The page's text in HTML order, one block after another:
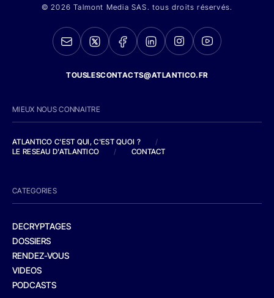
© 2026 Talmont Media SAS. tous droits réservés.
TOUSLESCONTACTS@ATLANTICO.FR
MIEUX NOUS CONNAITRE
ATLANTICO C'EST QUI, C'EST QUOI ?
/
LE RESEAU D'ATLANTICO
/ CONTACT
CATEGORIES
DECRYPTAGES
DOSSIERS
RENDEZ-VOUS
VIDEOS
PODCASTS